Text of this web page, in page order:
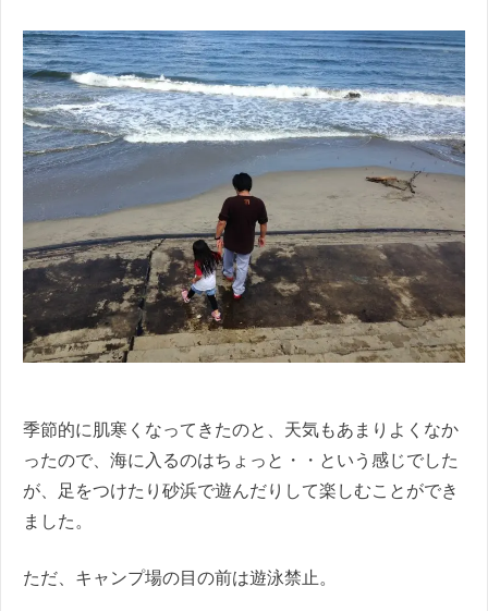
季節的に肌寒くなってきたのと、天気もあまりよくなか
ったので、海に入るのはちょっと・・という感じでした
が、足をつけたり砂浜で遊んだりして楽しむことができ
ました。
ただ、キャンプ場の目の前は遊泳禁止。